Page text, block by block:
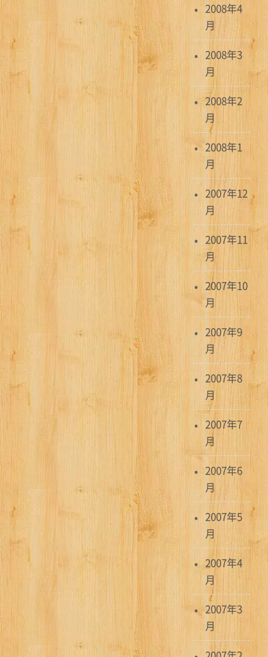
2008年4
月
2008年3
月
2008年2
月
2008年1
月
2007年12
月
2007年11
月
2007年10
月
2007年9
月
2007年8
月
2007年7
月
2007年6
月
2007年5
月
2007年4
月
2007年3
月